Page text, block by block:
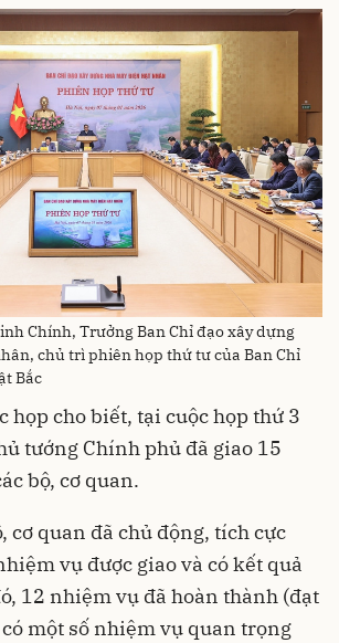
Chính, Trưởng Ban Chỉ đạo xây dựng
chủ trì phiên họp thứ tư của Ban Chỉ
Bắc
họp cho biết, tại cuộc họp thứ 3
tướng Chính phủ đã giao 15
bộ, cơ quan.
cơ quan đã chủ động, tích cực
vụ được giao và có kết quả
12 nhiệm vụ đã hoàn thành (đạt
một số nhiệm vụ quan trọng